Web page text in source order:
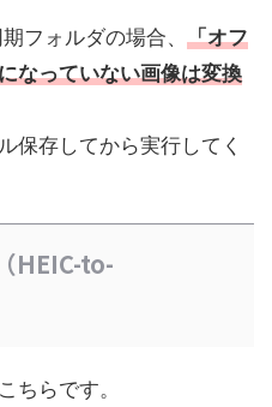
フォルダの場合、 「オフ
なっていない画像は変換
保存してから実行してく
HEIC-to-
ちらです。